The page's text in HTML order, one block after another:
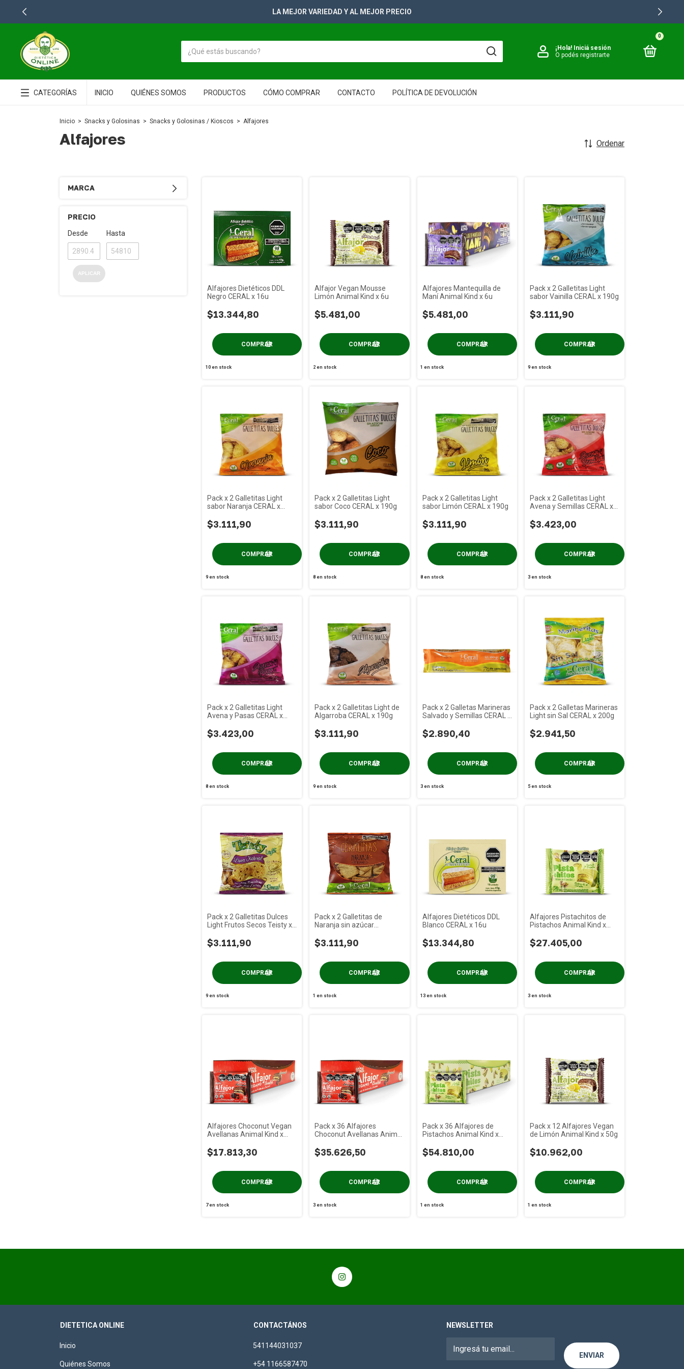
+2500 PRODUCTOS PARA TUS GONDOLAS
¡Hola! Iniciá sesión
O podés registrarte
0
CATEGORÍAS INICIO QUIÉNES SOMOS PRODUCTOS CÓMO COMPRAR CONTACTO POLÍTICA DE DEVOLUCIÓN
Inicio > Snacks y Golosinas > Snacks y Golosinas / Kioscos > Alfajores
Alfajores Ordenar
MARCA
PRECIO
Desde Hasta
APLICAR
Alfajores Dietéticos DDL
Negro CERAL x 16u
$13.344,80
10en stock
Alfajor Vegan Mousse
Limón Animal Kind x 6u
$5.481,00
2en stock
Alfajores Mantequilla de
Maní Animal Kind x 6u
$5.481,00
1 en stock
Pack x 2 Galletitas Light
sabor Vainilla CERAL x 190g
$3.111,90
9 en stock
Pack x 2 Galletitas Light
sabor Naranja CERAL x
$3.111,90
9en stock
Pack x 2 Galletitas Light
sabor Coco CERAL x 190g
$3.111,90
8en stock
Pack x 2 Galletitas Light
sabor Limón CERAL x 190g
$3.111,90
8 en stock
Pack x 2 Galletitas Light
Avena y Semillas CERAL x
$3.423,00
3 en stock
Pack x 2 Galletitas Light
Avena y Pasas CERAL x
$3.423,00
8en stock
Pack x 2 Galletitas Light de
Algarroba CERAL x 190g
$3.111,90
9en stock
Pack x 2 Galletas Marineras
Salvado y Semillas CERAL x
$2.890,40
3 en stock
Pack x 2 Galletas Marineras
Light sin Sal CERAL x 200g
$2.941,50
5 en stock
Pack x 2 Galletitas Dulces
Light Frutos Secos Teisty x
$3.111,90
9en stock
Pack x 2 Galletitas de
Naranja sin azúcar
$3.111,90
1 en stock
Alfajores Dietéticos DDL
Blanco CERAL x 16u
$13.344,80
13 en stock
Alfajores Pistachitos de
Pistachos Animal Kind x
$27.405,00
3 en stock
Alfajores Choconut Vegan
Avellanas Animal Kind x
$17.813,30
7en stock
Pack x 36 Alfajores
Choconut Avellanas Animal
$35.626,50
3en stock
Pack x 36 Alfajores de
Pistachos Animal Kind x
$54.810,00
1 en stock
Pack x 12 Alfajores Vegan
de Limón Animal Kind x 50g
$10.962,00
1 en stock
DIETETICA ONLINE
Inicio
Quiénes Somos
CONTACTÁNOS
541144031037
+54 1166587470
NEWSLETTER